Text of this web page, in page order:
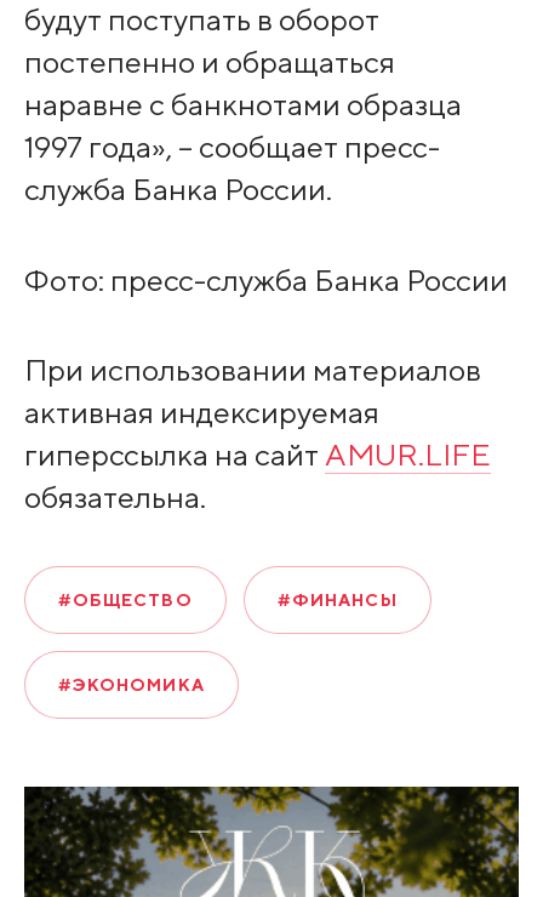
будут поступать в оборот
постепенно и обращаться
наравне с банкнотами образца
1997 года», – сообщает пресс-
служба Банка России.
Фото: пресс-служба Банка России
При использовании материалов
активная индексируемая
гиперссылка на сайт AMUR.LIFE
обязательна.
#ОБЩЕСТВО #ФИНАНСЫ
#ЭКОНОМИКА